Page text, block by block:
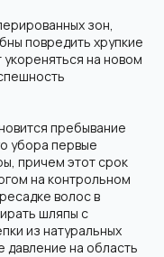
зон,
повредить хрупкие
на новом
пребывание
убора первые
причем этот срок
на контрольном
волос в
шляпы с
из натуральных
на область